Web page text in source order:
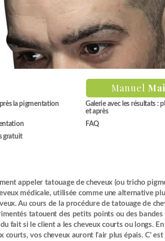
Manuel
la pigmentation
Galerie avec les résultats :
et après
FAQ
gratuit
appeler tatouage de cheveux (ou tricho
médicale, utilisée comme une alternative
Au cours de la procédure de tatouage de
tatouent des petits points ou des bandes
fait si le client a les cheveux courts ou longs.
courts, vos cheveux auront l'air plus épais. C'